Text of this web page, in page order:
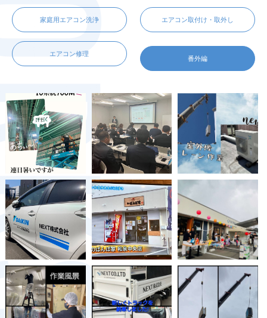
家庭用エアコン洗浄 エアコン取付け・取外し
エアコン修理
番外編